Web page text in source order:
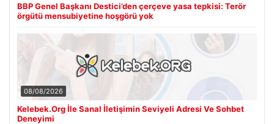
BBP Genel Başkanı Destici’den çerçeve yasa tepkisi: Terör
örgütü mensubiyetine hoşgörü yok
08/08/2026
Kelebek.Org İle Sanal İletişimin Seviyeli Adresi Ve Sohbet
Deneyimi